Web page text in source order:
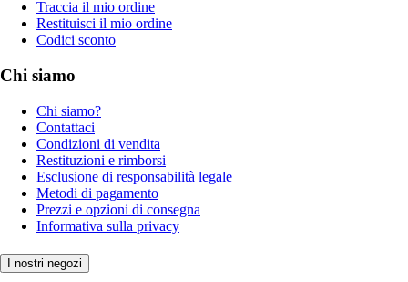
Traccia il mio ordine
Restituisci il mio ordine
Codici sconto
Chi siamo
Chi siamo?
Contattaci
Condizioni di vendita
Restituzioni e rimborsi
Esclusione di responsabilità legale
Metodi di pagamento
Prezzi e opzioni di consegna
Informativa sulla privacy
I nostri negozi